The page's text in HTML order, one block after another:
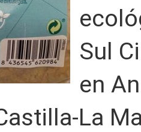
Sul
en
La